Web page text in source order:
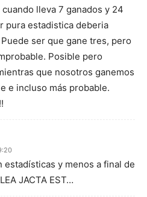
lleva 7 ganados y 24
pura estadistica deberia
ser que gane tres, pero
Posible pero
que nosotros ganemos
e incluso más probable.
estadísticas y menos a final de
JACTA EST…